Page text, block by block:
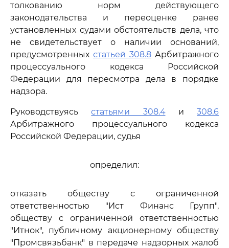
толкованию норм действующего
законодательства и переоценке ранее
установленных судами обстоятельств дела, что
не свидетельствует о наличии оснований,
предусмотренных статьей 308.8 Арбитражного
процессуального кодекса Российской
Федерации для пересмотра дела в порядке
надзора.
Руководствуясьстатьями 308.4и 308.6
Арбитражного процессуального кодекса
Российской Федерации, судья
определил:
отказать обществу с ограниченной
ответственностью "Ист Финанс Групп",
обществу с ограниченной ответственностью
"Итнок", публичному акционерному обществу
"Промсвязьбанк" в передаче надзорных жалоб